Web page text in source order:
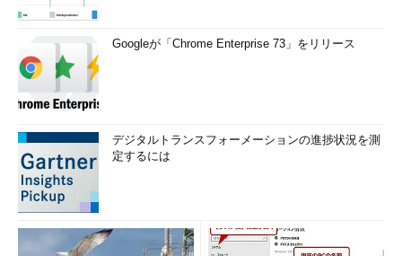
Googleが「Chrome Enterprise 73」をリリース
デジタルトランスフォーメーションの進捗状況を測
定するには